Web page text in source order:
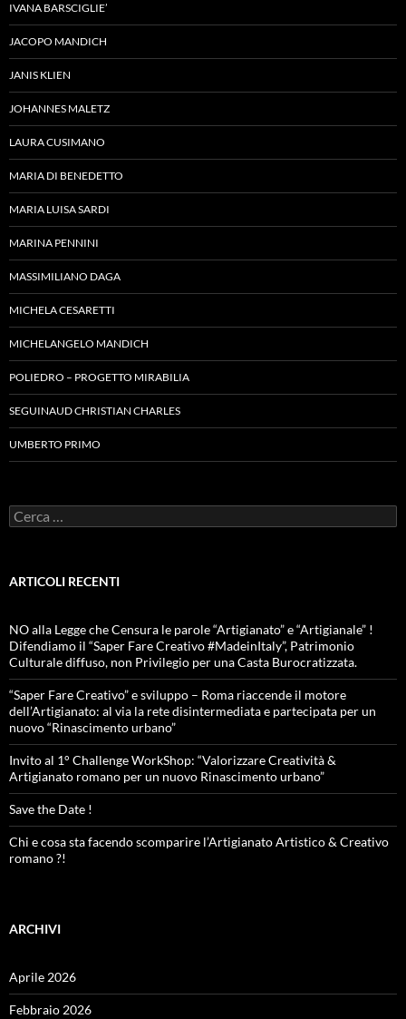
IVANA BARSCIGLIE’
JACOPO MANDICH
JANIS KLIEN
JOHANNES MALETZ
LAURA CUSIMANO
MARIA DI BENEDETTO
MARIA LUISA SARDI
MARINA PENNINI
MASSIMILIANO DAGA
MICHELA CESARETTI
MICHELANGELO MANDICH
POLIEDRO – PROGETTO MIRABILIA
SEGUINAUD CHRISTIAN CHARLES
UMBERTO PRIMO
Ricerca
per:
ARTICOLI RECENTI
NO alla Legge che Censura le parole “Artigianato” e “Artigianale” !
Difendiamo il “Saper Fare Creativo #MadeinItaly”, Patrimonio
Culturale diffuso, non Privilegio per una Casta Burocratizzata.
“Saper Fare Creativo” e sviluppo – Roma riaccende il motore
dell’Artigianato: al via la rete disintermediata e partecipata per un
nuovo “Rinascimento urbano”
Invito al 1° Challenge WorkShop: “Valorizzare Creatività &
Artigianato romano per un nuovo Rinascimento urbano”
Save the Date !
Chi e cosa sta facendo scomparire l’Artigianato Artistico & Creativo
romano ?!
ARCHIVI
Aprile 2026
Febbraio 2026